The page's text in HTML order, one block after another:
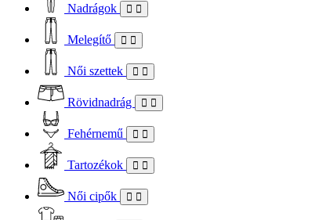
Nadrágok
Melegítő
Női szettek
Rövidnadrág
Fehérnemű
Tartozékok
Női cipők